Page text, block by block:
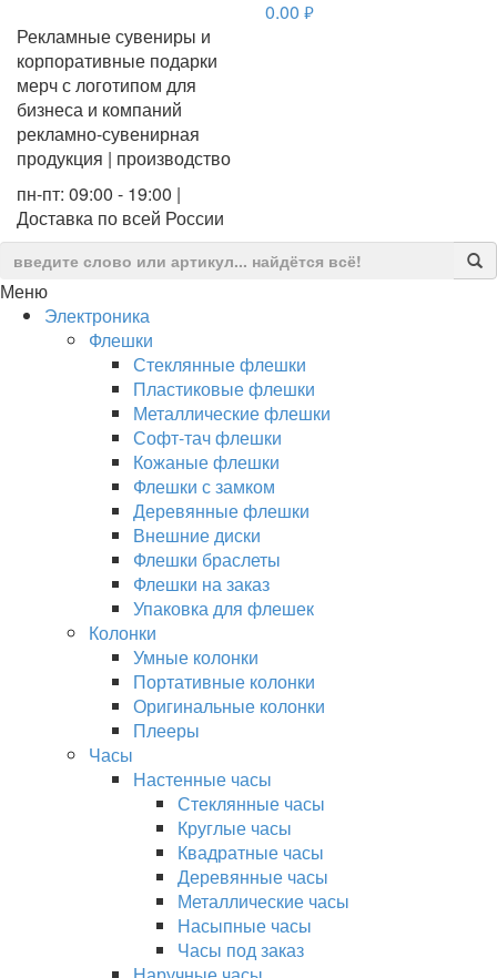
Рекламные сувениры и
корпоративные подарки
мерч с логотипом для
бизнеса и компаний
рекламно-сувенирная
продукция | производство
пн-пт: 09:00 - 19:00 |
Доставка по всей России
0.00 руб.
Меню
Электроника
Флешки
Стеклянные флешки
Пластиковые флешки
Металлические флешки
Софт-тач флешки
Кожаные флешки
Флешки с замком
Деревянные флешки
Внешние диски
Флешки браслеты
Флешки на заказ
Упаковка для флешек
Колонки
Умные колонки
Портативные колонки
Оригинальные колонки
Плееры
Часы
Настенные часы
Стеклянные часы
Круглые часы
Квадратные часы
Деревянные часы
Металлические часы
Насыпные часы
Часы под заказ